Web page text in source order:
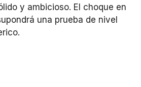
y ambicioso. El choque en
una prueba de nivel